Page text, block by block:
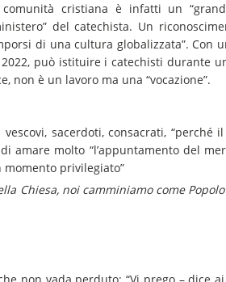
cristiana è infatti un
del catechista. Un
di una cultura globalizzata”. Con
può istituire i catechisti
non è un lavoro ma una “vocazione”.
sacerdoti, consacrati,
amare molto “l’appuntamento del
momento privilegiato”
Chiesa, noi camminiamo come